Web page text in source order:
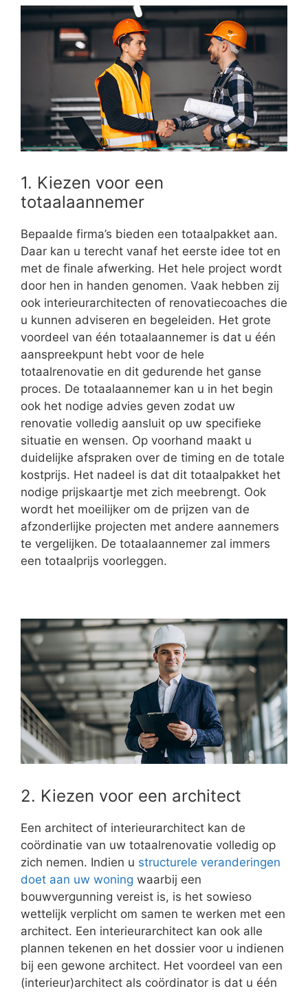
1. Kiezen voor een
totaalaannemer
Bepaalde firma’s bieden een totaalpakket aan.
Daar kan u terecht vanaf het eerste idee tot en
met de finale afwerking. Het hele project wordt
door hen in handen genomen. Vaak hebben zij
ook interieurarchitecten of renovatiecoaches die
u kunnen adviseren en begeleiden. Het grote
voordeel van één totaalaannemer is dat u één
aanspreekpunt hebt voor de hele
totaalrenovatie en dit gedurende het ganse
proces. De totaalaannemer kan u in het begin
ook het nodige advies geven zodat uw
renovatie volledig aansluit op uw specifieke
situatie en wensen. Op voorhand maakt u
duidelijke afspraken over de timing en de totale
kostprijs. Het nadeel is dat dit totaalpakket het
nodige prijskaartje met zich meebrengt. Ook
wordt het moeilijker om de prijzen van de
afzonderlijke projecten met andere aannemers
te vergelijken. De totaalaannemer zal immers
een totaalprijs voorleggen.
2. Kiezen voor een architect
Een architect of interieurarchitect kan de
coördinatie van uw totaalrenovatie volledig op
zich nemen. Indien u structurele veranderingen
doet aan uw woning waarbij een
bouwvergunning vereist is, is het sowieso
wettelijk verplicht om samen te werken met een
architect. Een interieurarchitect kan ook alle
plannen tekenen en het dossier voor u indienen
bij een gewone architect. Het voordeel van een
(interieur)architect als coördinator is dat u één